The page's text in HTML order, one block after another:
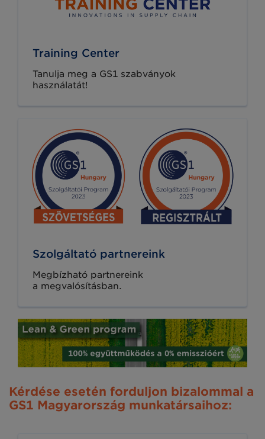
Training Center
Tanulja meg a GS1 szabványok
használatát!
Szolgáltató partnereink
Megbízható partnereink
a megvalósításban.
Kérdése esetén forduljon bizalommal a
GS1 Magyarország munkatársaihoz: